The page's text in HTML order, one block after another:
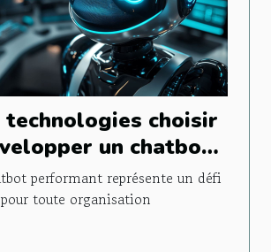
technologies choisir
un chatbot
performant représente un défi
toute organisation